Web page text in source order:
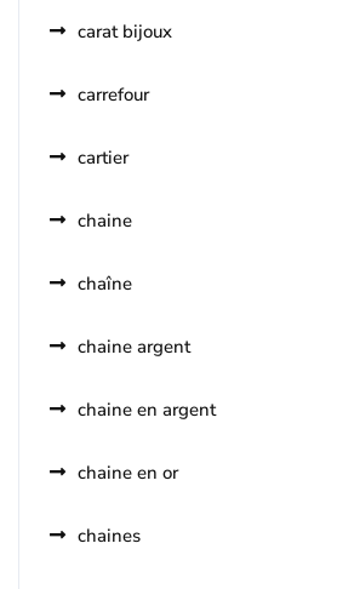
carat bijoux
carrefour
cartier
chaine
chaîne
chaine argent
chaine en argent
chaine en or
chaines